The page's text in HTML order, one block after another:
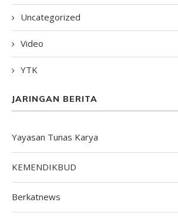
Uncategorized
Video
YTK
JARINGAN BERITA
Yayasan Tunas Karya
KEMENDIKBUD
Berkatnews